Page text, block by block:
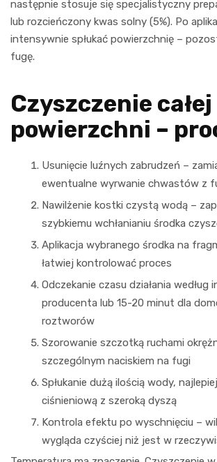
następnie stosuje się specjalistyczny
lub rozcieńczony kwas solny (5%). Po
intensywnie spłukać powierzchnię –
fugę.
Czyszczenie całej
powierzchni –
Usunięcie luźnych zabrudzeń –
ewentualne wyrwanie chwastów z
Nawilżenie kostki czystą wodą –
szybkiemu wchłanianiu środka
Aplikacja wybranego środka na
łatwiej kontrolować proces
Odczekanie czasu działania według
producenta lub 15-20 minut dla
roztworów
Szorowanie szczotką ruchami
szczególnym naciskiem na fugi
Spłukanie dużą ilością wody,
ciśnieniową z szeroką dyszą
Kontrola efektu po wyschnięciu –
wygląda czyściej niż jest w